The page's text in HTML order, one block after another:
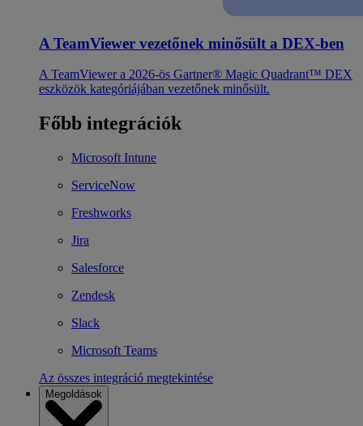
A TeamViewer vezetőnek minősült a DEX-ben
A TeamViewer a 2026-ös Gartner® Magic Quadrant™ DEX
eszközök kategóriájában vezetőnek minősült.
Főbb integrációk
Microsoft Intune
ServiceNow
Freshworks
Jira
Salesforce
Zendesk
Slack
Microsoft Teams
Az összes integráció megtekintése
Megoldások